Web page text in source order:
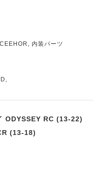
CEEHOR , 内装パーツ
,
ODYSSEY RC (13-22)
(13-18)